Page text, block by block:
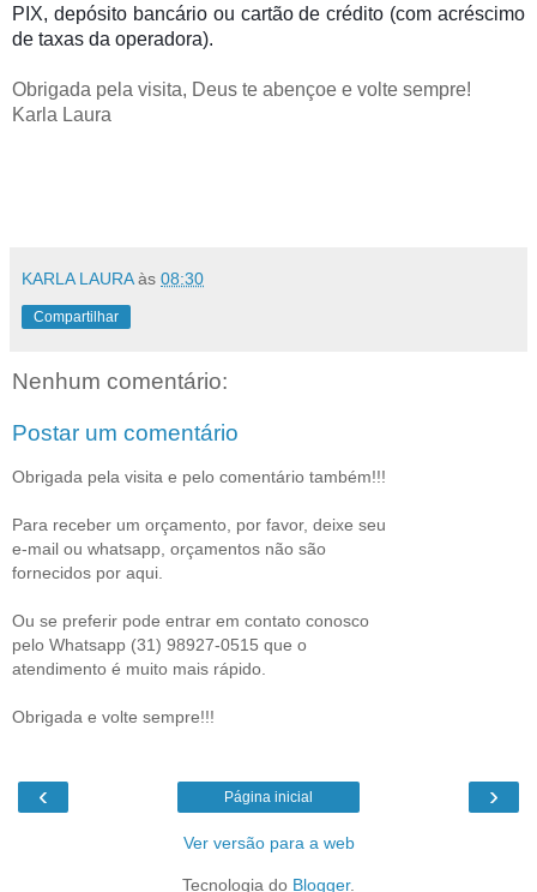
PIX, depósito bancário ou cartão de crédito (com acréscimo
de taxas da operadora).
Obrigada pela visita, Deus te abençoe e volte sempre!
Karla Laura
KARLA LAURA às 08:30
Compartilhar
Nenhum comentário:
Postar um comentário
Obrigada pela visita e pelo comentário também!!!
Para receber um orçamento, por favor, deixe seu
e-mail ou whatsapp, orçamentos não são
fornecidos por aqui.
Ou se preferir pode entrar em contato conosco
pelo Whatsapp (31) 98927-0515 que o
atendimento é muito mais rápido.
Obrigada e volte sempre!!!
‹ ›
Página inicial
Ver versão para a web
Tecnologia do Blogger.